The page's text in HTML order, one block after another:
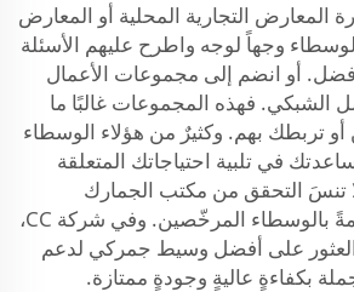
المعارض التجارية المحلية أو المعارض
وجهاً لوجه واطرح عليهم الأسئلة
أو انضم إلى مجموعات الأعمال
الشبكي. فهذه المجموعات غالبًا ما
تربطك بهم. وكثيرٌ من هؤلاء الوسطاء
في تلبية احتياجاتك المتعلقة
تنسَ التحقق من مكتب الجمارك
المحلي، فقد يوفّر قائمةً بالوسطاء المرخّصين. وفي شركة CC،
على أفضل وسيط جمركي لدعم
بكفاءةٍ عاليةٍ وجودةٍ ممتازة.